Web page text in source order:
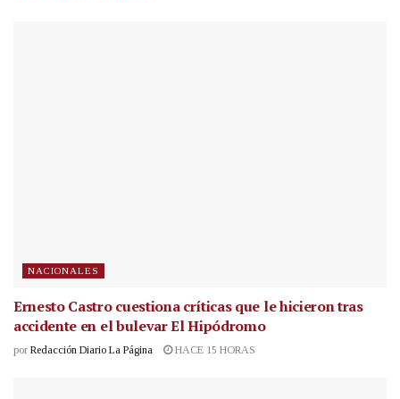
NACIONALES
Ernesto Castro cuestiona críticas que le hicieron tras
accidente en el bulevar El Hipódromo
por Redacción Diario La Página HACE 15 HORAS